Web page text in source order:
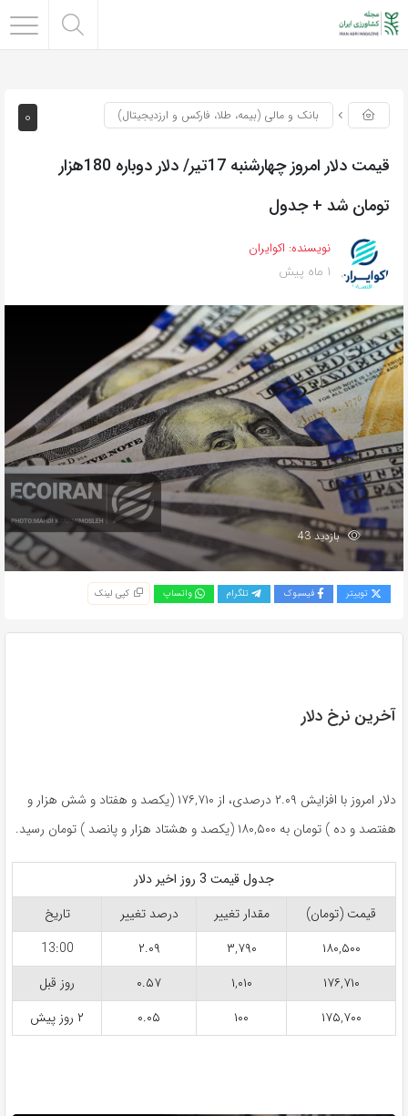
0 بانک و مالی (بیمه، طلا، فارکس و ارزدیجیتال)
قیمت دلار امروز چهارشنبه 17تیر/ دلار دوباره 180هزار
تومان شد + جدول
نویسنده: اکوایران
1 ماه پیش
بازدید 43
توییتر فیسبوک تلگرام واتساپ کپی لینک
آخرین نرخ دلار
دلار امروز با افزایش ۲.۰۹ درصدی، از ۱۷۶,۷۱۰ (یکصد و هفتاد و شش هزار و
هفتصد و ده ) تومان به ۱۸۰,۵۰۰ (یکصد و هشتاد هزار و پانصد ) تومان رسید.
جدول قیمت 3 روز اخیر دلار
قیمت (تومان)
مقدار تغییر درصد تغییر
تاریخ
۱۸۰,۵۰۰
۳,۷۹۰ ۲.۰۹
13:00
۱۷۶,۷۱۰
۱,۰۱۰ ۰.۵۷
روز قبل
۱۷۵,۷۰۰
۱۰۰ ۰.۰۵ ۲ روز پیش